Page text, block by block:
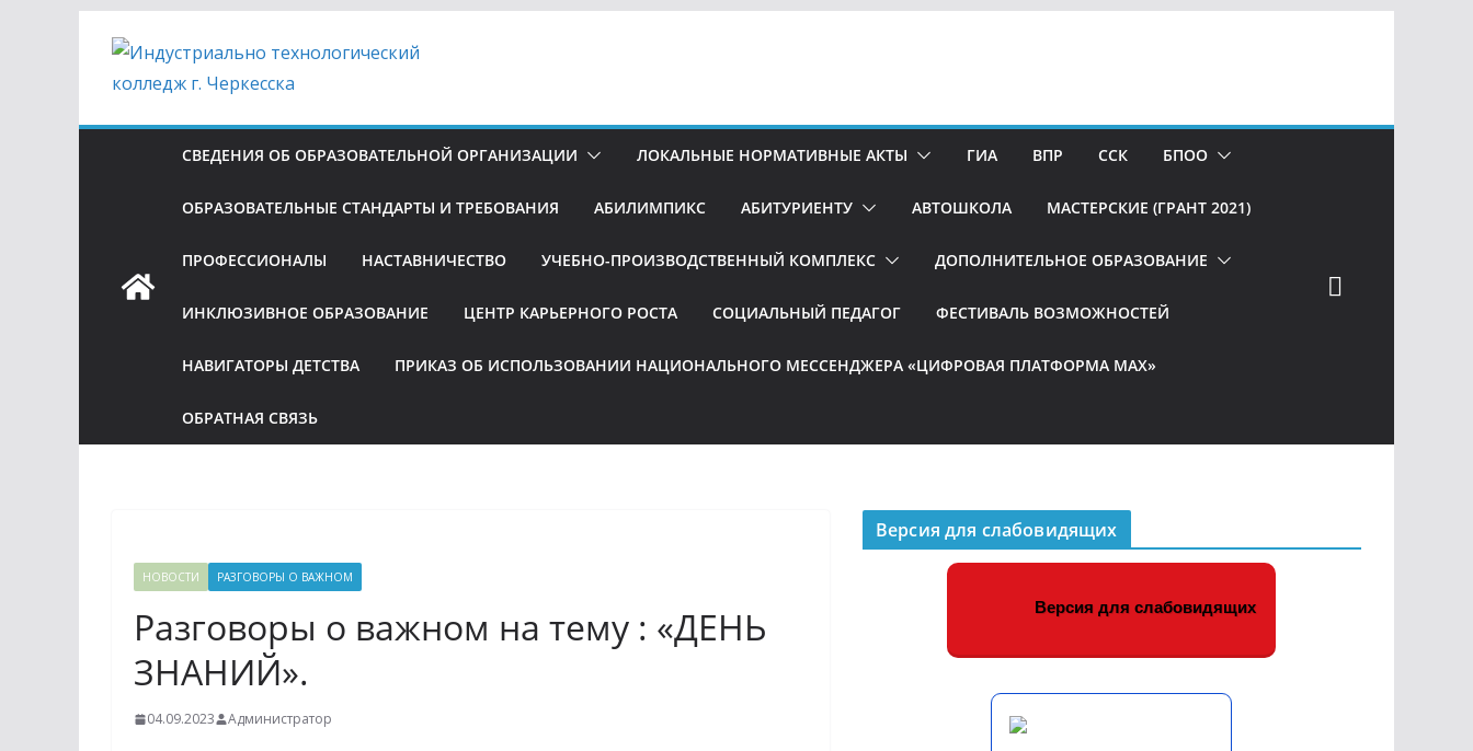
содержимому
СВЕДЕНИЯ ОБ ОБРАЗОВАТЕЛЬНОЙ ОРГАНИЗАЦИИ ЛОКАЛЬНЫЕ НОРМАТИВНЫЕ АКТЫ ГИА ВПР ССК БПОО
ОБРАЗОВАТЕЛЬНЫЕ СТАНДАРТЫ И ТРЕБОВАНИЯ АБИЛИМПИКС АБИТУРИЕНТУ АВТОШКОЛА МАСТЕРСКИЕ (ГРАНТ 2021)
ПРОФЕССИОНАЛЫ НАСТАВНИЧЕСТВО УЧЕБНО-ПРОИЗВОДСТВЕННЫЙ КОМПЛЕКС ДОПОЛНИТЕЛЬНОЕ ОБРАЗОВАНИЕ
ИНКЛЮЗИВНОЕ ОБРАЗОВАНИЕ ЦЕНТР КАРЬЕРНОГО РОСТА СОЦИАЛЬНЫЙ ПЕДАГОГ ФЕСТИВАЛЬ ВОЗМОЖНОСТЕЙ
НАВИГАТОРЫ ДЕТСТВА ПРИКАЗ ОБ ИСПОЛЬЗОВАНИИ НАЦИОНАЛЬНОГО МЕССЕНДЖЕРА «ЦИФРОВАЯ ПЛАТФОРМА МАХ»
ОБРАТНАЯ СВЯЗЬ
НОВОСТИ РАЗГОВОРЫ О ВАЖНОМ
Разговоры о важном на тему : «ДЕНЬ
ЗНАНИЙ».
04.09.2023 Администратор
Версия для слабовидящих
Версия для слабовидящих